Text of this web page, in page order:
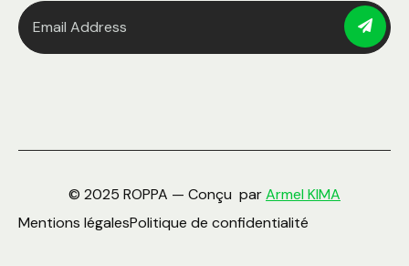
© 2025 ROPPA — Conçu parArmel KIMA
Mentions légalesPolitique de confidentialité